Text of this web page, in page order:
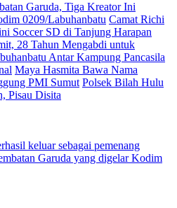
Garuda, Tiga Kreator Ini
0209/Labuhanbatu Camat Richi
Soccer SD di Tanjung Harapan
28 Tahun Mengabdi untuk
Antar Kampung Pancasila
Maya Hasmita Bawa Nama
PMI Sumut Polsek Bilah Hulu
Pisau Disita